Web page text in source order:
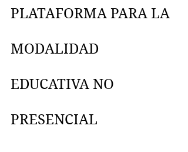
PLATAFORMA PARA LA
MODALIDAD
EDUCATIVA NO
PRESENCIAL